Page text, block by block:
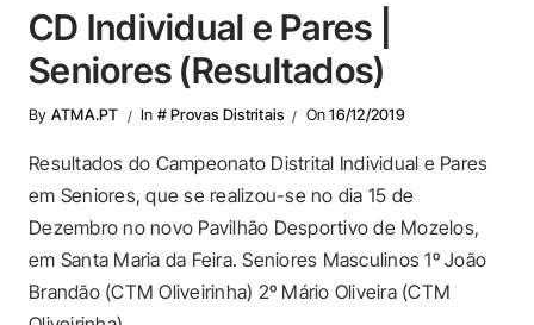
CD Individual e Pares |
Seniores (Resultados)
By ATMA.PT In # Provas Distritais On16/12/2019
Resultados do Campeonato Distrital Individual e Pares
em Seniores, que se realizou-se no dia 15 de
Dezembro no novo Pavilhão Desportivo de Mozelos,
em Santa Maria da Feira. Seniores Masculinos 1º João
Brandão (CTM Oliveirinha) 2º Mário Oliveira (CTM